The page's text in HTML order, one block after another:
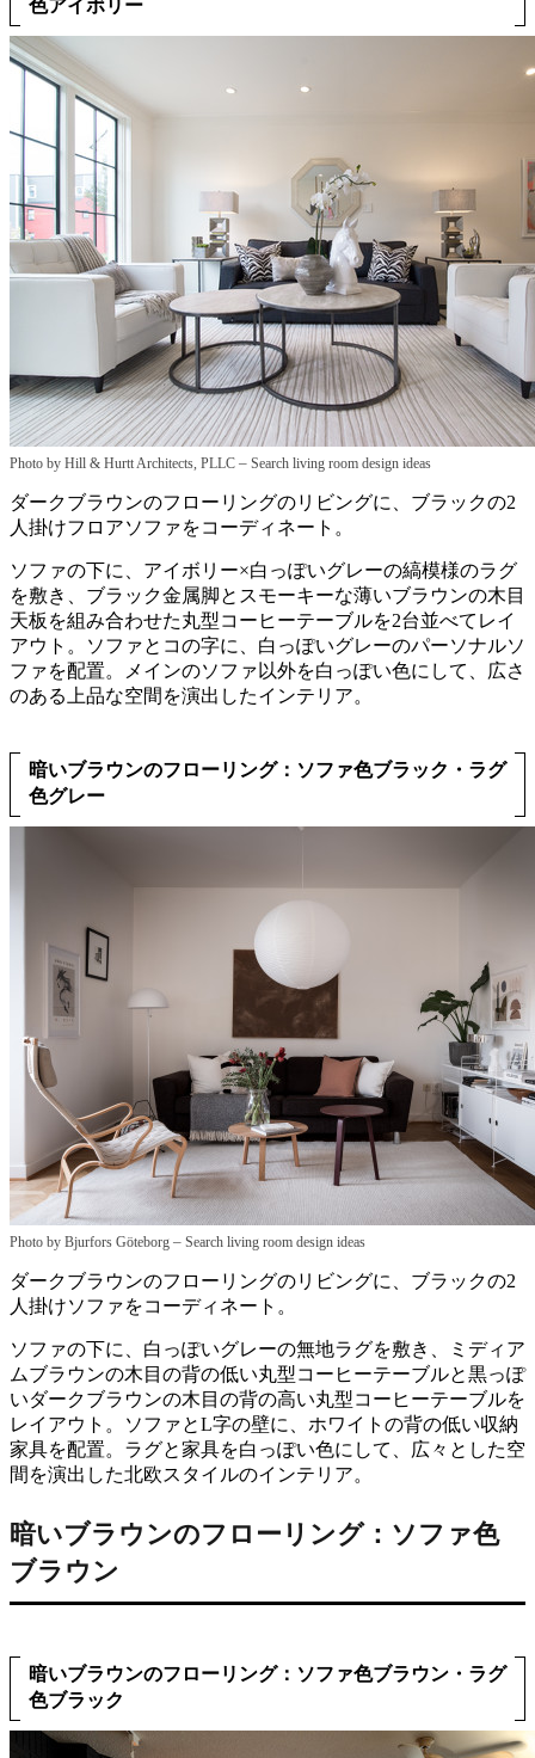
色アイボリー
Photo by Hill & Hurtt Architects, PLLC – Search living room design ideas
ダークブラウンのフローリングのリビングに、ブラックの2
人掛けフロアソファをコーディネート。
ソファの下に、アイボリー×白っぽいグレーの縞模様のラグ
を敷き、ブラック金属脚とスモーキーな薄いブラウンの木目
天板を組み合わせた丸型コーヒーテーブルを2台並べてレイ
アウト。ソファとコの字に、白っぽいグレーのパーソナルソ
ファを配置。メインのソファ以外を白っぽい色にして、広さ
のある上品な空間を演出したインテリア。
暗いブラウンのフローリング：ソファ色ブラック・ラグ
色グレー
Photo by Bjurfors Göteborg – Search living room design ideas
ダークブラウンのフローリングのリビングに、ブラックの2
人掛けソファをコーディネート。
ソファの下に、白っぽいグレーの無地ラグを敷き、ミディア
ムブラウンの木目の背の低い丸型コーヒーテーブルと黒っぽ
いダークブラウンの木目の背の高い丸型コーヒーテーブルを
レイアウト。ソファとL字の壁に、ホワイトの背の低い収納
家具を配置。ラグと家具を白っぽい色にして、広々とした空
間を演出した北欧スタイルのインテリア。
暗いブラウンのフローリング：ソファ色
ブラウン
暗いブラウンのフローリング：ソファ色ブラウン・ラグ
色ブラック